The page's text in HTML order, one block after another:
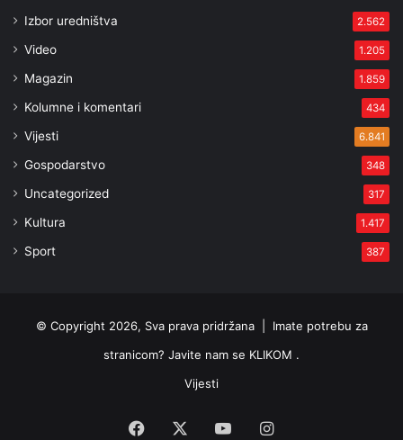
Izbor uredništva 2.562
Video 1.205
Magazin 1.859
Kolumne i komentari 434
Vijesti 6.841
Gospodarstvo 348
Uncategorized 317
Kultura 1.417
Sport 387
© Copyright 2026, Sva prava pridržana | Imate potrebu za
stranicom? Javite nam se KLIKOM .
Vijesti
Facebook YouTubeInstagram